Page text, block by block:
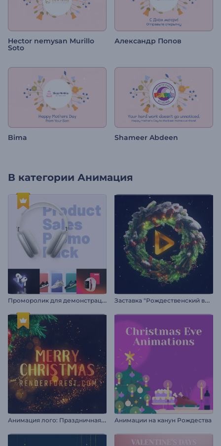
Hector nemysan Murillo
Soto
Александр Попов
Bima Shameer Abdeen
В категории Анимация
П
роморолик для демонстрации товаров З
аставка "Рождественский венок"
А
нимация лого: Праздничная елка Анимации на канун Рождества